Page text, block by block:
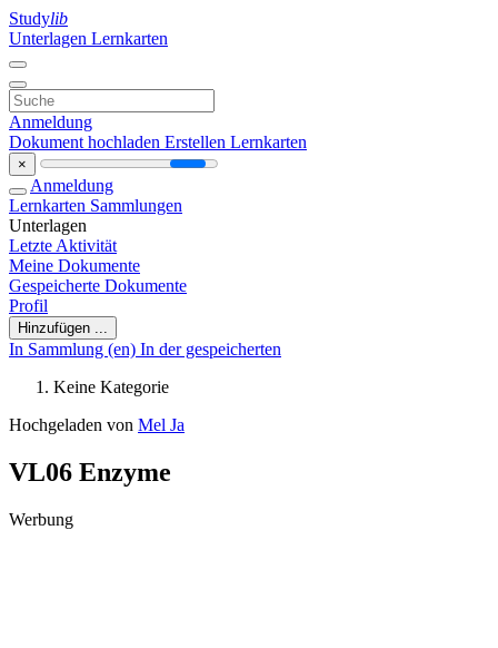
Studylib
Unterlagen Lernkarten
Anmeldung
Dokument hochladen Erstellen Lernkarten
×
Anmeldung
Lernkarten Sammlungen
Unterlagen
Letzte Aktivität
Meine Dokumente
Gespeicherte Dokumente
Profil
Hinzufügen ...
In Sammlung (en) In der gespeicherten
Keine Kategorie
Hochgeladen von Mel Ja
VL06 Enzyme
Werbung